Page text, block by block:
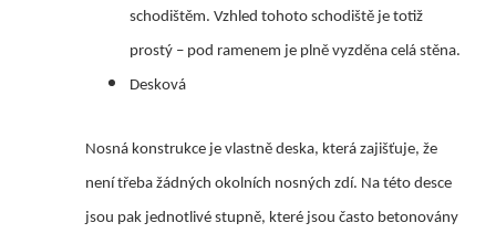
schodištěm. Vzhled tohoto schodiště je totiž
prostý – pod ramenem je plně vyzděna celá stěna.
Desková
Nosná konstrukce je vlastně deska, která zajišťuje, že
není třeba žádných okolních nosných zdí. Na této desce
jsou pak jednotlivé stupně, které jsou často betonovány